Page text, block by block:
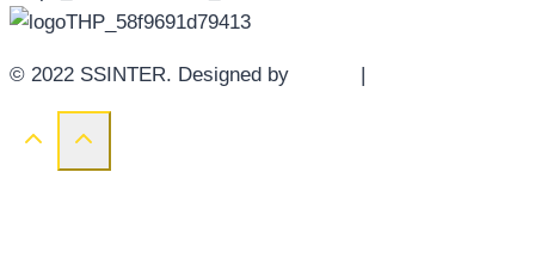
© 2022 SSINTER. Designed by